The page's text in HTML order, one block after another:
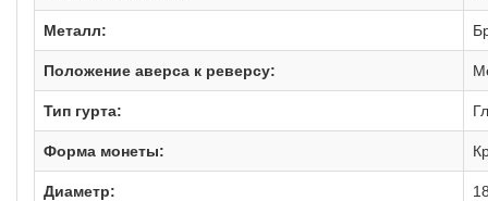
Металл:
Положение аверса к реверсу:
Тип гурта:
Форма монеты:
Диаметр: